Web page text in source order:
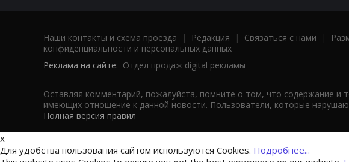
Наши контакты и схема проезда | Редакция | Связаться с нами |
конфиденциальности и персональных данных
Реклама на сайте: Отдел продаж digital рекламы
Оставляя комментарий, пожалуйста, помните о том, что содержание и
имеющих отношение к данной новости. Пользователи, которые
Полная версия правил
x
Для удобства пользования сайтом используются Cookies. Подробнее...